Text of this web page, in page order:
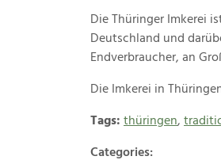
Die Thüringer Imkerei
Deutschland und
Endverbraucher, an
Die Imkerei in
Tags: thüringen,
Categories: